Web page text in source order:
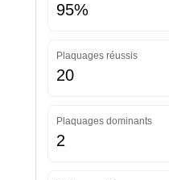
95%
Plaquages réussis
20
Plaquages dominants
2